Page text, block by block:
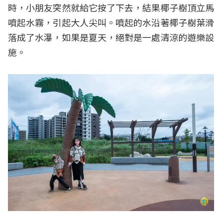
時，小朋友突然就給它按了下去，結果椰子樹頂立馬
噴起水霧，引起大人尖叫。噴起的水沿著椰子樹葉滑
落成了水瀑，如果是夏天，絕對是一處清涼的遊樂設
施。